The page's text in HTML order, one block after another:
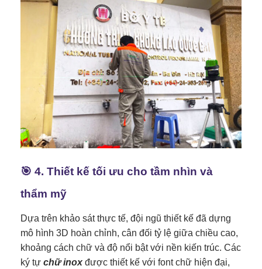
🎯 4. Thiết kế tối ưu cho tầm nhìn và
thẩm mỹ
Dựa trên khảo sát thực tế, đội ngũ thiết kế đã dựng
mô hình 3D hoàn chỉnh, cân đối tỷ lệ giữa chiều cao,
khoảng cách chữ và độ nổi bật với nền kiến trúc. Các
ký tự chữ inox được thiết kế với font chữ hiện đại,